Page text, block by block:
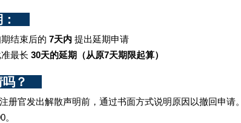
：
期结束后的 7天内 提出延期申请
最长 30天的延期（从原7天期限起算）
吗？
册官发出解散声明前，通过书面方式说明原因以撤回申请。